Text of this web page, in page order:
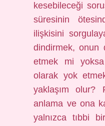
kesebileceği
süresinin
ilişkisini
dindirmek, onun
etmek mi
olarak yok
yaklaşım olur?
anlama ve ona
yalnızca tıbbi